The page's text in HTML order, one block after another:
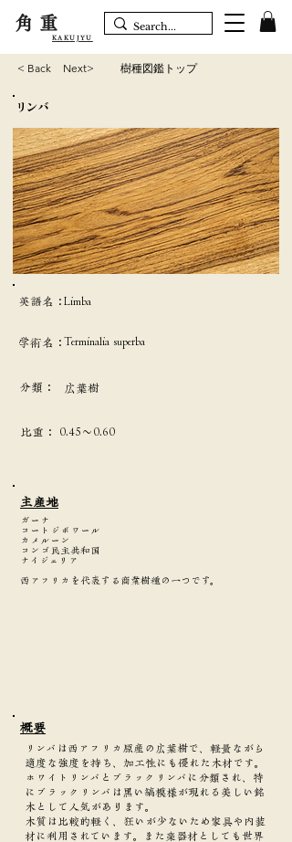
角重
KAKUJYU
< Back Next> 樹種図鑑トップ
リンバ
英語名：Limba
学術名： Terminalia superba
分類： 広葉樹
​比重： 0.45～0.60
主産地
ガーナ
コートジボワール
カメルーン
コンゴ民主共和国
ナイジェリア
西アフリカを代表する商業樹種の一つです。
​概要
リンバは西アフリカ原産の広葉樹で、軽量ながら
適度な強度を持ち、加工性にも優れた木材です。
ホワイトリンバとブラックリンバに分類され、特
にブラックリンバは黒い縞模様が現れる美しい銘
木として人気があります。
木質は比較的軽く、狂いが少ないため家具や内装
材に利用されています。また楽器材としても世界